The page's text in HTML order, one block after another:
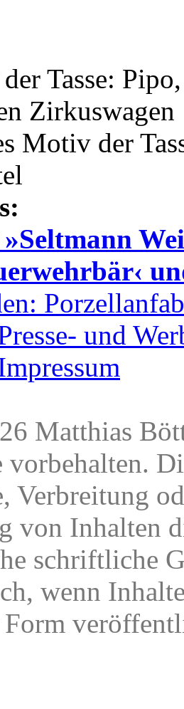
Tasse:
Zirkuswagen
Motiv der
und
Matthias
vorbehalten.
Verbreitung
von Inhalten
schriftliche
wenn
Form